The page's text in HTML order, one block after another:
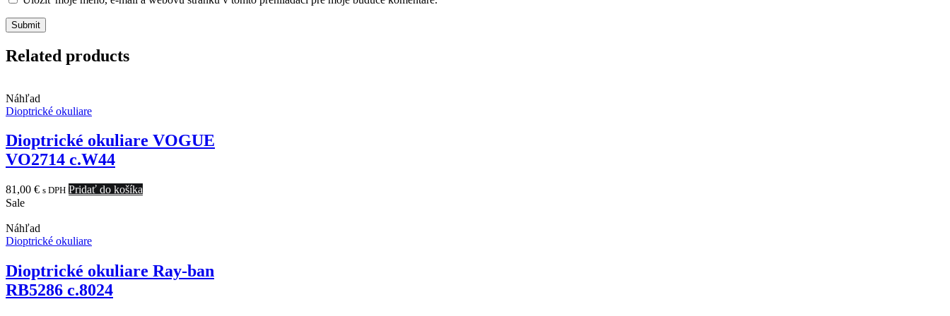
Related products
Náhľad
Dioptrické okuliare
Dioptrické okuliare VOGUE
VO2714 c.W44
81,00 € s DPH Pridať do košíka
Sale
Náhľad
Dioptrické okuliare
Dioptrické okuliare Ray-ban
RB5286 c.8024